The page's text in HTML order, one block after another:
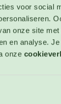
voor social
onze site
en analyse.
onze